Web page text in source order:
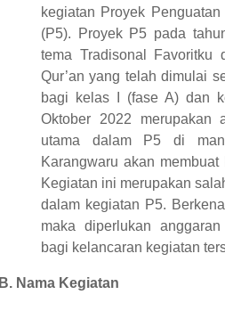
kegiatan Proyek
(P5). Proyek P5 pada
tema Tradisonal Favoritku
Qur’an yang telah dimulai
bagi kelas I (fase A) dan
Oktober 2022 merupakan
utama dalam P5 di
Karangwaru akan
Kegiatan ini merupakan
dalam kegiatan P5.
maka diperlukan
bagi kelancaran kegiatan
Nama Kegiatan